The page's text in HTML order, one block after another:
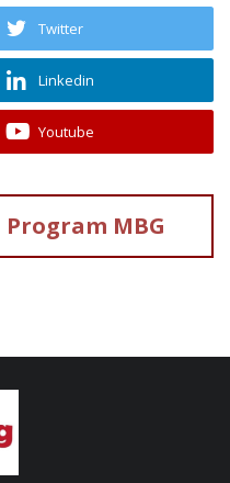
Twitter
Linkedin
Youtube
Program MBG